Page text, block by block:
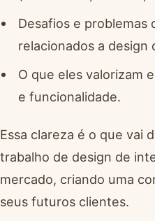
Desafios e problemas
relacionados a design
O que eles valorizam
e funcionalidade.
Essa clareza é o que vai
trabalho de design de
mercado, criando uma
seus futuros clientes.